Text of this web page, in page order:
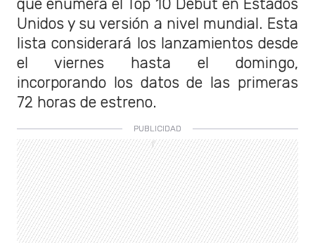
que enumera el Top 10 Debut en Estados
Unidos y su versión a nivel mundial. Esta
lista considerará los lanzamientos desde
el viernes hasta el domingo,
incorporando los datos de las primeras
72 horas de estreno.